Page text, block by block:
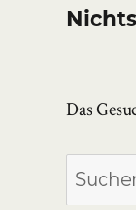
Das
Suchen
nach: